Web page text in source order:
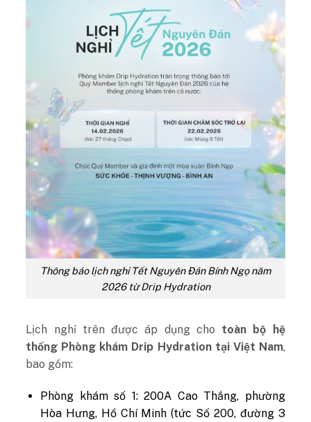
Thông báo lịch nghỉ Tết Nguyên Đán Bính Ngọ năm
2026 từ Drip Hydration
Lịch nghỉ trên được áp dụng cho toàn bộ hệ
thống Phòng khám Drip Hydration tại Việt Nam,
bao gồm:
Phòng khám số 1: 200A Cao Thắng, phường
Hòa Hưng, Hồ Chí Minh (tức Số 200, đường 3